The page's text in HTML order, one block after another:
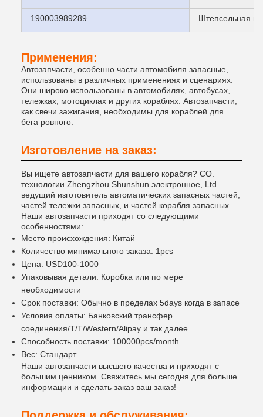
190003989289 Штепсельная
Применения:
Автозапчасти, особенно части автомобиля запасные,
использованы в различных применениях и сценариях.
Они широко использованы в автомобилях, автобусах,
тележках, мотоциклах и других кораблях. Автозапчасти,
как свечи зажигания, необходимы для кораблей для
бега ровного.
Изготовление на заказ:
Вы ищете автозапчасти для вашего корабля? CO.
технологии Zhengzhou Shunshun электронное, Ltd
ведущий изготовитель автоматических запасных частей,
частей тележки запасных, и частей корабля запасных.
Наши автозапчасти приходят со следующими
особенностями:
Место происхождения: Китай
Количество минимального заказа: 1pcs
Цена: USD100-1000
Упаковывая детали: Коробка или по мере
необходимости
Срок поставки: Обычно в пределах 5days когда в запасе
Условия оплаты: Банковский трансфер
соединения/T/T/Western/Alipay и так далее
Способность поставки: 100000pcs/month
Вес: Стандарт
Наши автозапчасти высшего качества и приходят с
большим ценником. Свяжитесь мы сегодня для больше
информации и сделать заказ ваш заказ!